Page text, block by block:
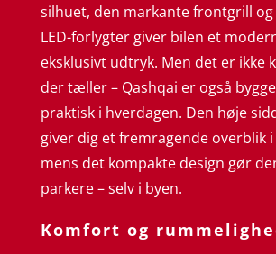
silhuet, den markante frontgrill og
LED-forlygter giver bilen et
eksklusivt udtryk. Men det er ikke
der tæller – Qashqai er også
praktisk i hverdagen. Den høje
giver dig et fremragende overblik
mens det kompakte design gør
parkere – selv i byen.
Komfort og